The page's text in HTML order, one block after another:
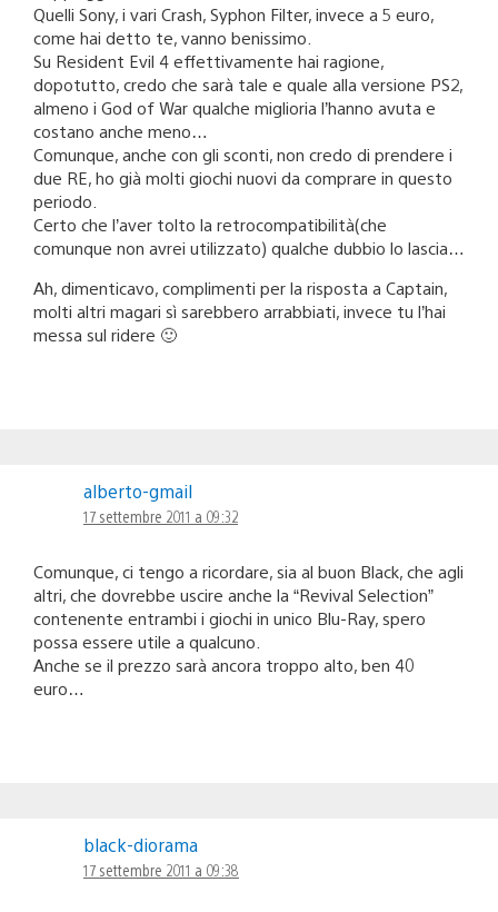
Quelli Sony, i vari Crash, Syphon Filter, invece a 5 euro,
come hai detto te, vanno benissimo.
Su Resident Evil 4 effettivamente hai ragione,
dopotutto, credo che sarà tale e quale alla versione PS2,
almeno i God of War qualche miglioria l’hanno avuta e
costano anche meno…
Comunque, anche con gli sconti, non credo di prendere i
due RE, ho già molti giochi nuovi da comprare in questo
periodo.
Certo che l’aver tolto la retrocompatibilità(che
comunque non avrei utilizzato) qualche dubbio lo lascia…
Ah, dimenticavo, complimenti per la risposta a Captain,
molti altri magari sì sarebbero arrabbiati, invece tu l’hai
messa sul ridere 🙂
alberto-gmail
17 settembre 2011 a 09:32
Comunque, ci tengo a ricordare, sia al buon Black, che agli
altri, che dovrebbe uscire anche la “Revival Selection”
contenente entrambi i giochi in unico Blu-Ray, spero
possa essere utile a qualcuno.
Anche se il prezzo sarà ancora troppo alto, ben 40
euro…
black-diorama
17 settembre 2011 a 09:38